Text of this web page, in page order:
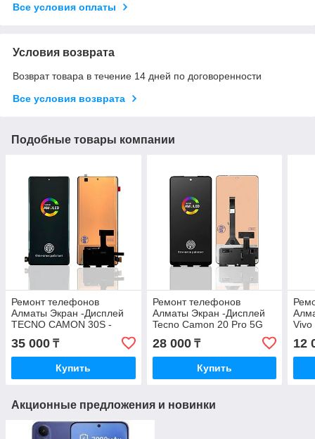
Все условия оплаты
Условия возврата
Возврат товара в течение 14 дней по договоренности
Все условия возврата
Подобные товары компании
Ремонт телефонов
Алматы Экран -Дисплей
TECNO CAMON 30S -
TECNO CAMON 30S Pro
AMOLED Оригинал с
Гарантией
35 000 ₸
Купить
Ремонт телефонов
Алматы Экран -Дисплей
Tecno Camon 20 Pro 5G
AMOLED Оригинал с
Гарантией
28 000₸
Купить
Vivо
12
Акционные предложения и новинки